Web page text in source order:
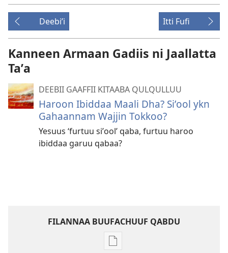
Deebiʼi Itti Fufi
Kanneen Armaan Gadiis ni Jaallatta
Taʼa
DEEBII GAAFFII KITAABA QULQULLUU
Haroon Ibiddaa Maali Dha? Siʼool ykn
Gahaannam Wajjin Tokkoo?
Yesuus ‘furtuu siʼool’ qaba, furtuu haroo
ibiddaa garuu qabaa?
FILANNAA BUUFACHUUF QABDU
Filannaawwan